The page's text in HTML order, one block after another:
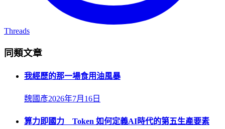
Threads
同類文章
我經歷的那一場食用油風暴
魏國彥2026年7月16日
算力即國力 Token 如何定義AI時代的第五生產要素